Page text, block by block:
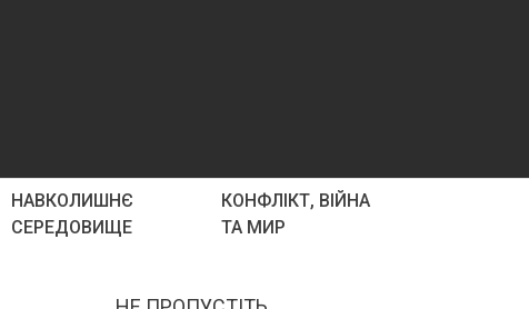
НАВКОЛИШНЄ
СЕРЕДОВИЩЕ
КОНФЛІКТ, ВІЙНА
ТА МИР